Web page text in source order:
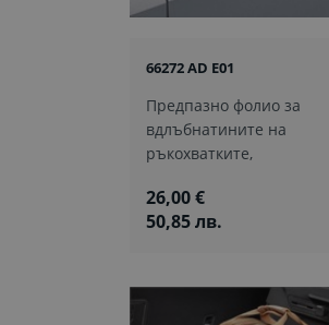
66272 AD E01
Предпазно фолио за
вдлъбнатините на
ръкохватките,
26,00 €
50,85 лв.